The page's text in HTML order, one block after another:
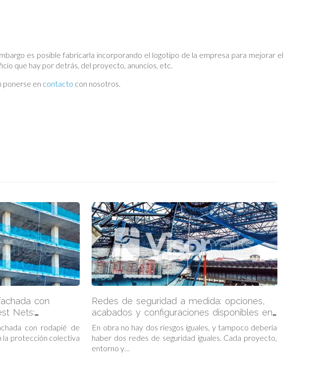
es posible fabricarla incorporando el logotipo de la empresa para mejorar el
que hay por detrás, del proyecto, anuncios, etc.
ponerse en contacto con nosotros.
con
Nets:
con rodapié de
la protección colectiva
Redes de seguridad a medida: opciones,
acabados y configuraciones disponibles en
Visor Fall Arrest Nets
En obra no hay dos riesgos iguales, y tampoco debería
haber dos redes de seguridad iguales. Cada proyecto,
entorno y…